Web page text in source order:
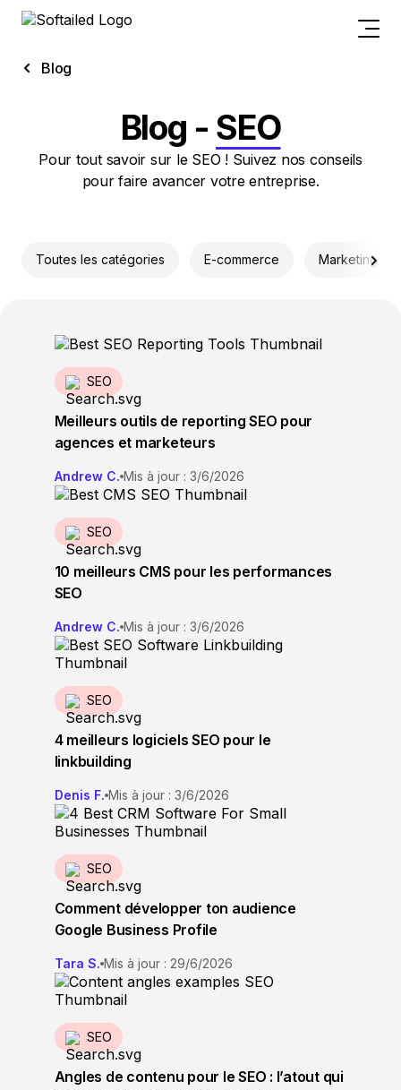
Blog
Blog - SEO
Pour tout savoir sur le SEO ! Suivez nos conseils
pour faire avancer votre entreprise.
Toutes les catégories E-commerce Marketing
SEO
Meilleurs outils de reporting SEO pour
agences et marketeurs
Andrew C. Mis à jour : 3/6/2026
SEO
10 meilleurs CMS pour les performances
SEO
Andrew C. Mis à jour : 3/6/2026
SEO
4 meilleurs logiciels SEO pour le
linkbuilding
Denis F. Mis à jour : 3/6/2026
SEO
Comment développer ton audience
Google Business Profile
Tara S. Mis à jour : 29/6/2026
SEO
Angles de contenu pour le SEO : l’atout qui